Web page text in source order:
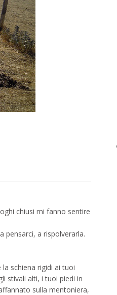
chiusi mi fanno sentire
pensarci, a rispolverarla.
schiena rigidi ai tuoi
stivali alti, i tuoi piedi in
sulla mentoniera,